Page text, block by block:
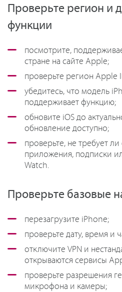
Проверьте регион и
функции
посмотрите,
стране на сайте Apple;
проверьте регион Apple
убедитесь, что модель
поддерживает функцию;
обновите iOS до
обновление доступно;
проверьте, не требует
приложения, подписки
Watch.
Проверьте базовые
перезагрузите iPhone;
проверьте дату, время и
отключите VPN и
открываются сервисы
проверьте разрешения
микрофона и камеры;